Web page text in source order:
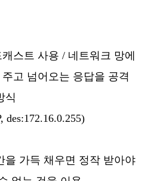
스트 사용 / 네트워크 망에
고 넘어오는 응답을 공격
식
des:172.16.0.255)
을 가득 채우면 정작 받아야